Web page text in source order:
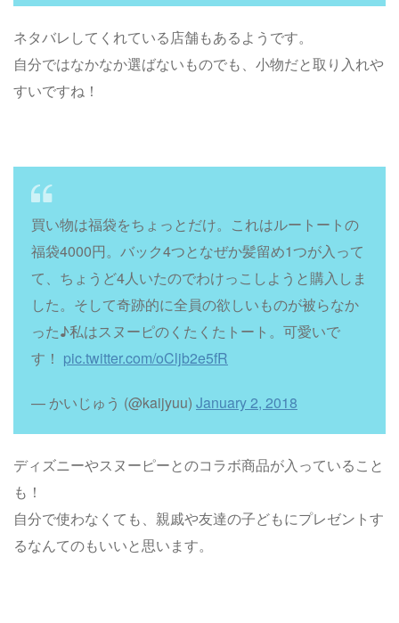
ネタバレしてくれている店舗もあるようです。
自分ではなかなか選ばないものでも、小物だと取り入れや
すいですね！
買い物は福袋をちょっとだけ。これはルートートの
福袋4000円。バック4つとなぜか髪留め1つが入って
て、ちょうど4人いたのでわけっこしようと購入しま
した。そして奇跡的に全員の欲しいものが被らなか
った♪私はスヌーピのくたくたトート。可愛いで
す！ pic.twitter.com/oCljb2e5fR
— かいじゅう (@kaijyuu) January 2, 2018
ディズニーやスヌーピーとのコラボ商品が入っていること
も！
自分で使わなくても、親戚や友達の子どもにプレゼントす
るなんてのもいいと思います。